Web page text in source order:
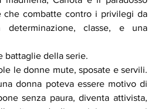
che combatte contro i privilegi da
classe, e una
battaglie della serie.
le donne mute, sposate e servili.
donna poteva essere motivo di
senza paura, diventa attivista,